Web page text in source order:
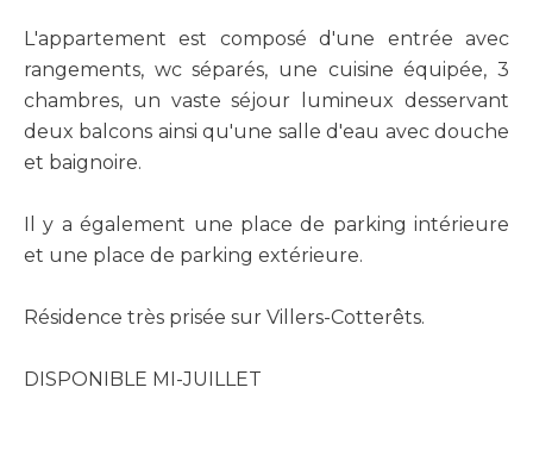
L'appartement est composé d'une entrée avec
rangements, wc séparés, une cuisine équipée, 3
chambres, un vaste séjour lumineux desservant
deux balcons ainsi qu'une salle d'eau avec douche
et baignoire.
Il y a également une place de parking intérieure
et une place de parking extérieure.
Résidence très prisée sur Villers-Cotterêts.
DISPONIBLE MI-JUILLET